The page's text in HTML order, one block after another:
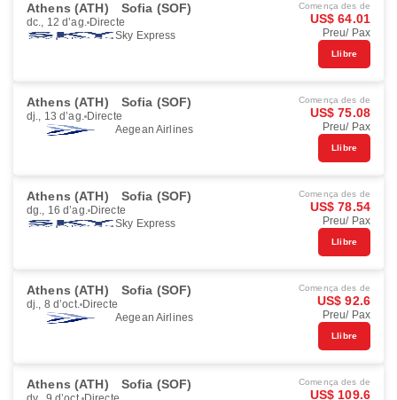
Athens (ATH) Sofia (SOF)
dc., 12 d’ag. Directe
Sky Express
Comença des de
US$ 64.01
Preu/ Pax
Llibre
Athens (ATH) Sofia (SOF)
dj., 13 d’ag. Directe
Aegean Airlines
Comença des de
US$ 75.08
Preu/ Pax
Llibre
Athens (ATH) Sofia (SOF)
dg., 16 d’ag. Directe
Sky Express
Comença des de
US$ 78.54
Preu/ Pax
Llibre
Athens (ATH) Sofia (SOF)
dj., 8 d’oct. Directe
Aegean Airlines
Comença des de
US$ 92.6
Preu/ Pax
Llibre
Athens (ATH) Sofia (SOF) Comença des de
US$ 109.6